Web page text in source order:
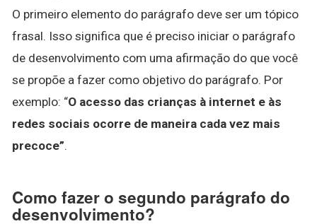
O primeiro elemento do parágrafo deve ser um tópico
frasal. Isso significa que é preciso iniciar o parágrafo
de desenvolvimento com uma afirmação do que você
se propõe a fazer como objetivo do parágrafo. Por
exemplo: “O acesso das crianças à internet e às
redes sociais ocorre de maneira cada vez mais
precoce”.
Como fazer o segundo parágrafo do
desenvolvimento?